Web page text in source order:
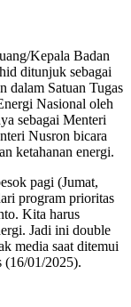
Kepala Badan
ditunjuk sebagai
dalam Satuan Tugas
Nasional oleh
sebagai Menteri
Nusron bicara
ketahanan energi.
pagi (Jumat,
program prioritas
Kita harus
Jadi ini double
media saat ditemui
01/2025).